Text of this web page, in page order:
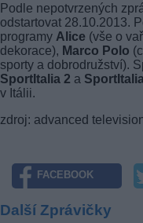
Podle nepotvrzených
odstartovat 28.10.2013.
programy Alice (vše o
dekorace), Marco Polo
sporty a dobrodružství).
SportItalia 2 a
v Itálii.
zdroj: advanced
FACEBOOK
Další Zprávičky